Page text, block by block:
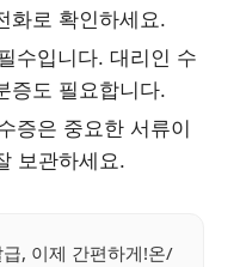
화로 확인하세요.
수입니다. 대리인 수
증도 필요합니다.
증은 중요한 서류이
보관하세요.
, 이제 간편하게!온/